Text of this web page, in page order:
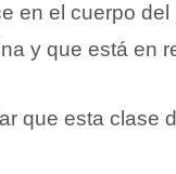
en el cuerpo del
y que está en
que esta clase